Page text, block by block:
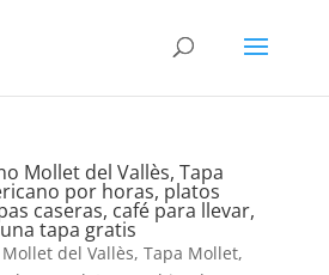
Mollet del Vallès, Tapa
por horas, platos
caseras, café para llevar,
tapa gratis
del Vallès, Tapa Mollet,